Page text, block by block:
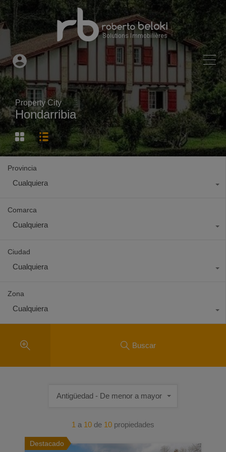
Property City
Hondarribia
Provincia
Cualquiera
Comarca
Cualquiera
Ciudad
Cualquiera
Zona
Cualquiera
Buscar
1 a 10 de 10 propiedades
Antigüedad - De menor a mayor
Destacado